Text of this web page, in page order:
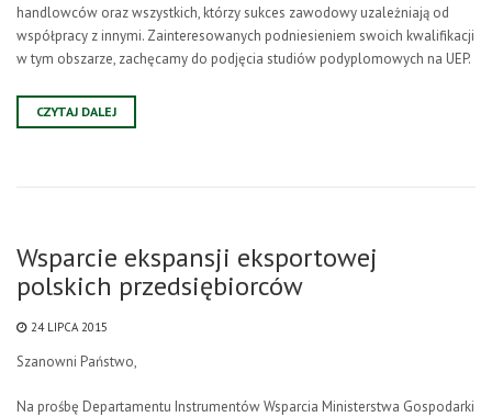
handlowców oraz wszystkich, którzy sukces zawodowy uzależniają od
współpracy z innymi. Zainteresowanych podniesieniem swoich kwalifikacji
w tym obszarze, zachęcamy do podjęcia studiów podyplomowych na UEP.
CZYTAJ DALEJ
Wsparcie ekspansji eksportowej
polskich przedsiębiorców
24 LIPCA 2015
Szanowni Państwo,
Na prośbę Departamentu Instrumentów Wsparcia Ministerstwa Gospodarki